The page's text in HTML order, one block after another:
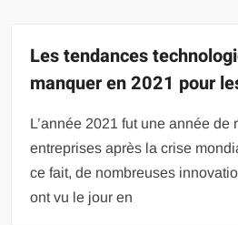
Les tendances
manquer en 2021 pour
L’année 2021 fut une année de
entreprises après la crise
ce fait, de nombreuses
ont vu le jour en